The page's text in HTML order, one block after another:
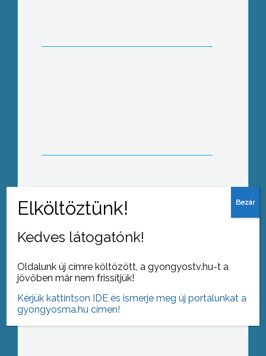
A szociális városrehabilitáció
Kedves látogatónk!
Oldalunk új címre költözött, a gyongyostv.hu-t a
jövőben már nem frissítjük!
Kérjük kattintson IDE és ismerje meg új portálunkat a
gyongyosma.hu címen!